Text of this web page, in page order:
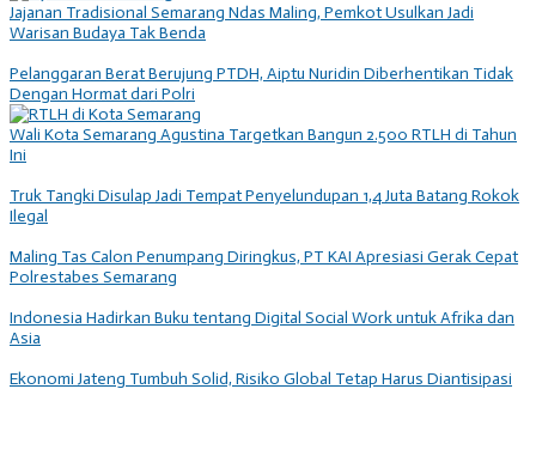
Jajanan Tradisional Semarang Ndas Maling, Pemkot Usulkan Jadi
Warisan Budaya Tak Benda
Pelanggaran Berat Berujung PTDH, Aiptu Nuridin Diberhentikan Tidak
Dengan Hormat dari Polri
Wali Kota Semarang Agustina Targetkan Bangun 2.500 RTLH di Tahun
Ini
Truk Tangki Disulap Jadi Tempat Penyelundupan 1,4 Juta Batang Rokok
Ilegal
Maling Tas Calon Penumpang Diringkus, PT KAI Apresiasi Gerak Cepat
Polrestabes Semarang
Indonesia Hadirkan Buku tentang Digital Social Work untuk Afrika dan
Asia
Ekonomi Jateng Tumbuh Solid, Risiko Global Tetap Harus Diantisipasi